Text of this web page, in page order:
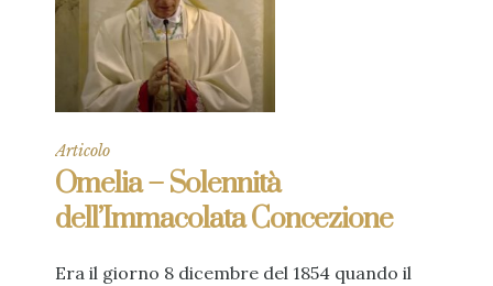
Articolo
Omelia – Solennità
dell’Immacolata Concezione
Era il giorno 8 dicembre del 1854 quando il